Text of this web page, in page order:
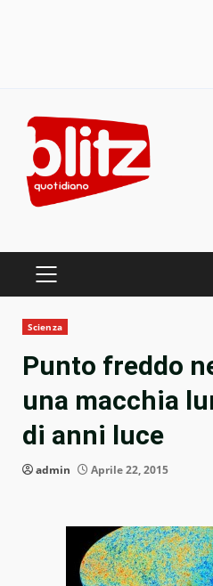
content
PRIMARY
Scienza
Punto freddo
una macchia
di anni luce
admin Aprile 22, 2015